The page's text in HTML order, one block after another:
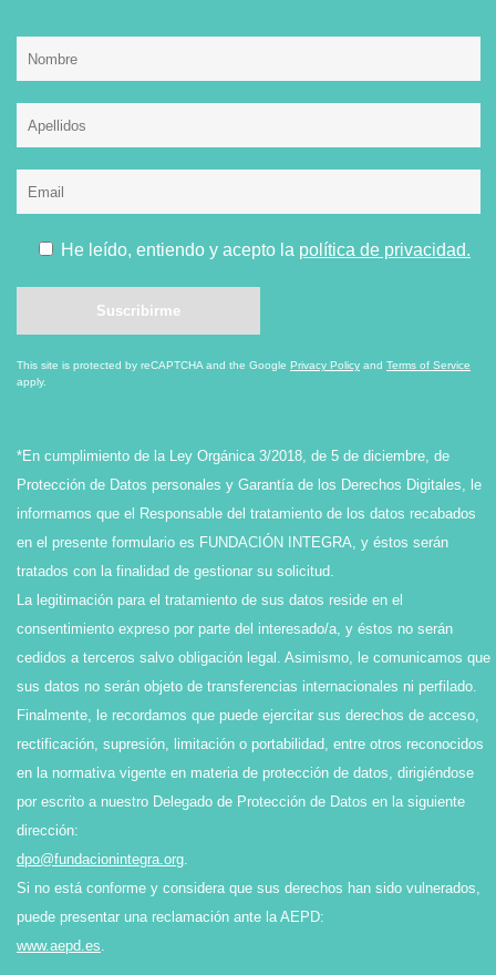
He leído, entiendo y acepto la política de privacidad.
This site is protected by reCAPTCHA and the Google Privacy Policy and Terms of Service
apply.
*En cumplimiento de la Ley Orgánica 3/2018, de 5 de diciembre, de
Protección de Datos personales y Garantía de los Derechos Digitales, le
informamos que el Responsable del tratamiento de los datos recabados
en el presente formulario es FUNDACIÓN INTEGRA, y éstos serán
tratados con la finalidad de gestionar su solicitud.
La legitimación para el tratamiento de sus datos reside en el
consentimiento expreso por parte del interesado/a, y éstos no serán
cedidos a terceros salvo obligación legal. Asimismo, le comunicamos que
sus datos no serán objeto de transferencias internacionales ni perfilado.
Finalmente, le recordamos que puede ejercitar sus derechos de acceso,
rectificación, supresión, limitación o portabilidad, entre otros reconocidos
en la normativa vigente en materia de protección de datos, dirigiéndose
por escrito a nuestro Delegado de Protección de Datos en la siguiente
dirección:
dpo@fundacionintegra.org.
Si no está conforme y considera que sus derechos han sido vulnerados,
puede presentar una reclamación ante la AEPD:
www.aepd.es.